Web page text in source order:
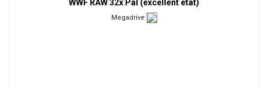
WWF RAW 32x Pal (excellent état)
Megadrive